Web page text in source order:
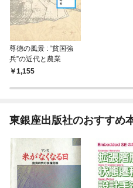
尊徳の風景 : “貧国強
兵”の近代と農業
1,155
東銀座出版社のおすすめ